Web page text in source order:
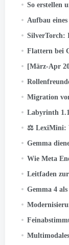
So erstellen und
Aufbau eines
SilverTorch: Index
Flattern bei
[März-Apr 2026]
Rollenfreunde:
Migration
Labyrinth 1.1:
⚖️ LexiMini: Wie ich
Gemma
Wie Meta
Leitfaden
Gemma 4 als
Modernisierung der
Feinabstimmung
Multimodales Gemma